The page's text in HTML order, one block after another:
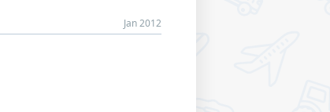
Jan 2012